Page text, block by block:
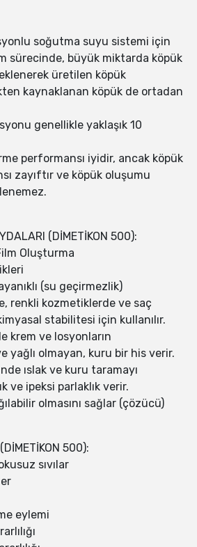
soğutma suyu sistemi için
sürecinde, büyük miktarda köpük
üretilen köpük
kaynaklanan köpük de ortadan
genellikle yaklaşık 10
performansı iyidir, ancak köpük
zayıftır ve köpük oluşumu
(DİMETİKON 500):
Oluşturma
(su geçirmezlik)
renkli kozmetiklerde ve saç
stabilitesi için kullanılır.
krem ve losyonların
yağlı olmayan, kuru bir his verir.
ıslak ve kuru taramayı
ve ipeksi parlaklık verir.
olmasını sağlar (çözücü)
500):
sıvılar
eylemi